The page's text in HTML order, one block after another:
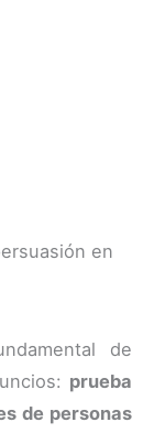
en
de
prueba
de personas